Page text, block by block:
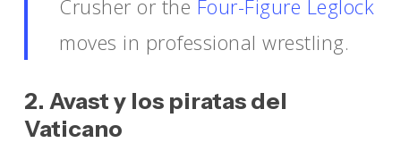
Crusher or the Four-Figure Leglock
moves in professional wrestling.
2. Avast y los piratas del
Vaticano